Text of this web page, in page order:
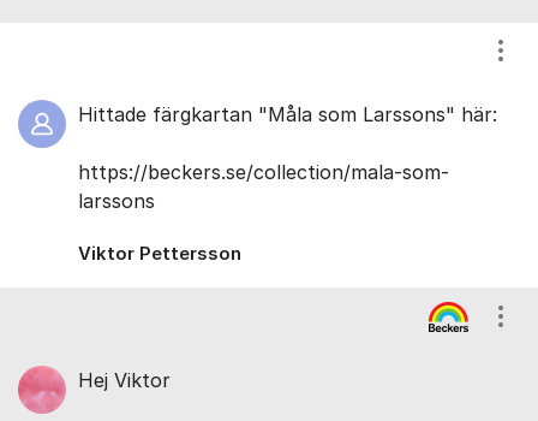
Hittade färgkartan ​"Måla som Larssons" här:
https://beckers.se/collection/mala-som-
larssons
Viktor Pettersson
Hej Viktor